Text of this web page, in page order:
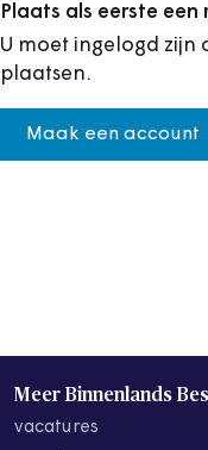
Plaats als eerste een
U moet ingelogd zijn
plaatsen.
Maak een account
Meer Binnenlands
vacatures